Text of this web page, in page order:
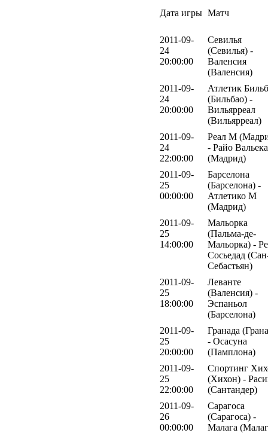
Дата игры Матч
2011-09-
24
20:00:00
Севилья
(Севилья) -
Валенсия
(Валенсия)
2011-09-
24
20:00:00
Атлетик
(Бильбао) -
Вильярреал
(Вильярреал)
2011-09-
24
22:00:00
Реал М
- Райо
(Мадрид)
2011-09-
25
00:00:00
Барселона
(Барселона) -
Атлетико М
(Мадрид)
2011-09-
25
14:00:00
Мальорка
(Пальма-де-
Мальорка) -
Сосьедад
Себастьян)
2011-09-
25
18:00:00
Леванте
(Валенсия) -
Эспаньол
(Барселона)
2011-09-
25
20:00:00
Гранада
- Осасуна
(Памплона)
2011-09-
25
22:00:00
Спортинг
(Хихон) -
(Сантандер)
2011-09-
26
00:00:00
Сарагоса
(Сарагоса) -
Малага